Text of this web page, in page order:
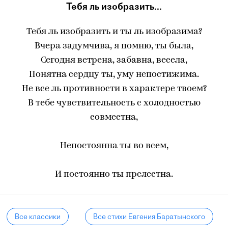
Тебя ль изобразить...
Тебя ль изобразить и ты ль изобразима?
Вчера задумчива, я помню, ты была,
Сегодня ветрена, забавна, весела,
Понятна сердцу ты, уму непостижима.
Не все ль противности в характере твоем?
В тебе чувствительность с холодностью
совместна,
Непостоянна ты во всем,
И постоянно ты прелестна.
Все классики Все стихи Евгения Баратынского